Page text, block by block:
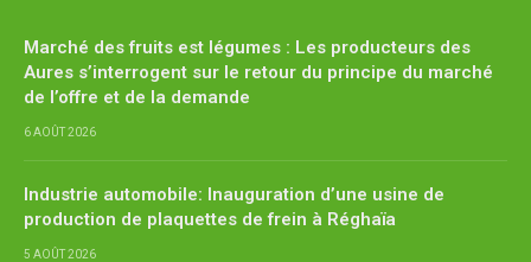
Marché des fruits est légumes : Les producteurs des
Aures s’interrogent sur le retour du principe du marché
de l’offre et de la demande
6 AOÛT 2026
Industrie automobile: Inauguration d’une usine de
production de plaquettes de frein à Réghaïa
5 AOÛT 2026